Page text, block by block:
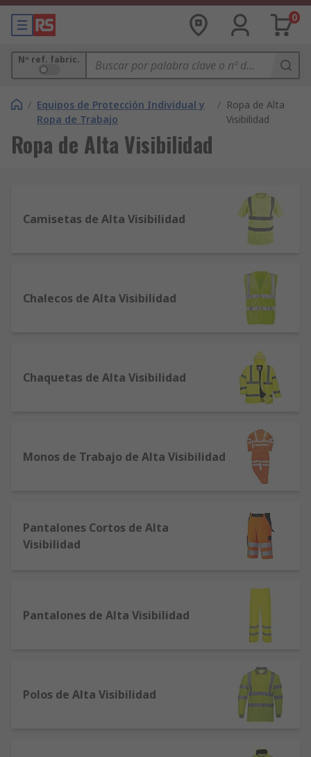
0
Nº ref. fabric.
/ Equipos de Protección Individual y
Ropa de Trabajo
/ Ropa de Alta
Visibilidad
Ropa de Alta Visibilidad
Camisetas de Alta Visibilidad
Chalecos de Alta Visibilidad
Chaquetas de Alta Visibilidad
Monos de Trabajo de Alta Visibilidad
Pantalones Cortos de Alta
Visibilidad
Pantalones de Alta Visibilidad
Polos de Alta Visibilidad